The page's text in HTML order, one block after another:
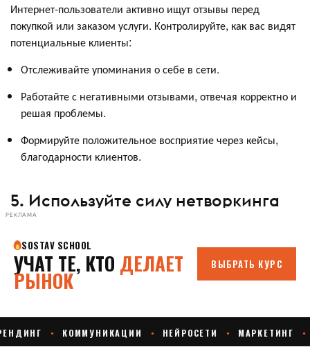
Интернет-пользователи активно ищут отзывы перед
покупкой или заказом услуги. Контролируйте, как вас видят
потенциальные клиенты:
Отслеживайте упоминания о себе в сети.
Работайте с негативными отзывами, отвечая корректно и
решая проблемы.
Формируйте положительное восприятие через кейсы,
благодарности клиентов.
5. Используйте силу нетворкинга
РЕКЛАМА